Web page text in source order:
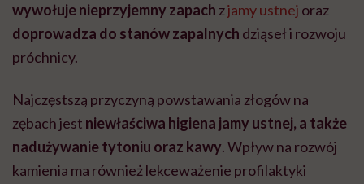
wywołuje nieprzyjemny zapach zjamy ustnej oraz
doprowadza do stanów zapalnych dziąseł i rozwoju
próchnicy.
Najczęstszą przyczyną powstawania złogów na
zębach jest niewłaściwa higiena jamy ustnej, a także
nadużywanie tytoniu oraz kawy. Wpływ na rozwój
kamienia ma również lekceważenie profilaktyki